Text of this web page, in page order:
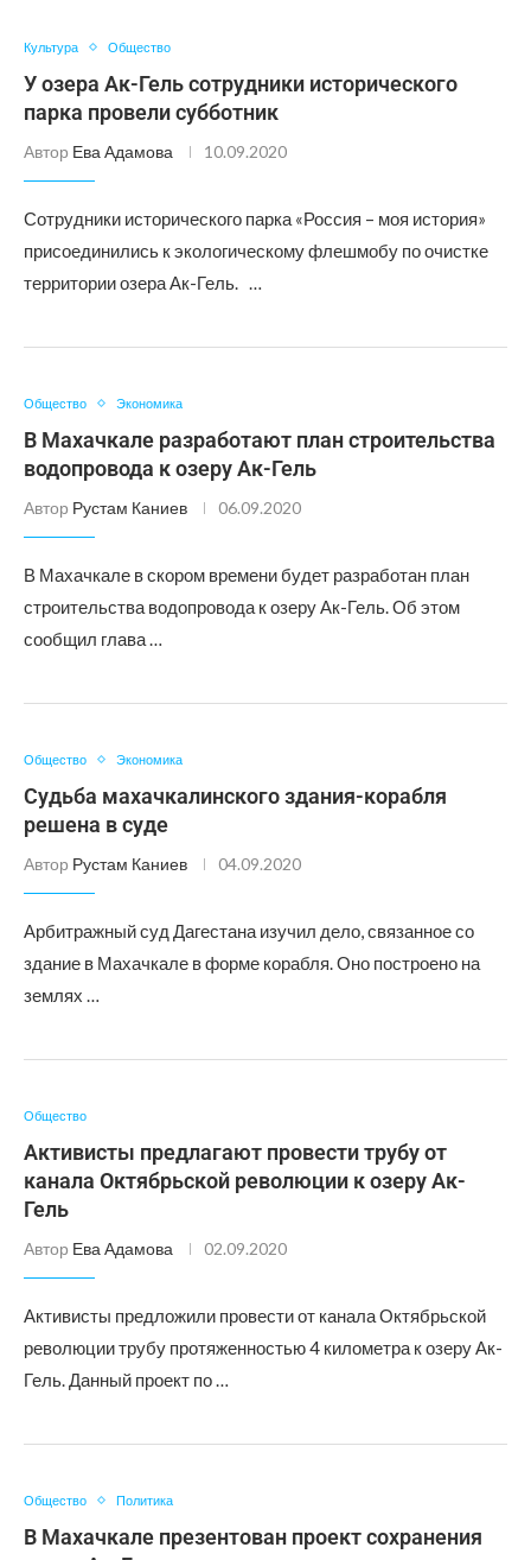
Культура Общество
У озера Ак-Гель сотрудники исторического
парка провели субботник
Автор Ева Адамова 10.09.2020
Сотрудники исторического парка «Россия – моя история»
присоединились к экологическому флешмобу по очистке
территории озера Ак-Гель. …
Общество Экономика
В Махачкале разработают план строительства
водопровода к озеру Ак-Гель
Автор Рустам Каниев 06.09.2020
В Махачкале в скором времени будет разработан план
строительства водопровода к озеру Ак-Гель. Об этом
сообщил глава …
Общество Экономика
Судьба махачкалинского здания-корабля
решена в суде
Автор Рустам Каниев 04.09.2020
Арбитражный суд Дагестана изучил дело, связанное со
здание в Махачкале в форме корабля. Оно построено на
землях …
Общество
Активисты предлагают провести трубу от
канала Октябрьской революции к озеру Ак-
Гель
Автор Ева Адамова 02.09.2020
Активисты предложили провести от канала Октябрьской
революции трубу протяженностью 4 километра к озеру Ак-
Гель. Данный проект по …
Общество Политика
В Махачкале презентован проект сохранения